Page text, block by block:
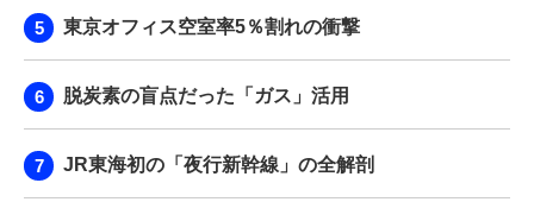
東京オフィス空室率5％割れの衝撃
脱炭素の盲点だった「ガス」活用
JR東海初の「夜行新幹線」の全解剖